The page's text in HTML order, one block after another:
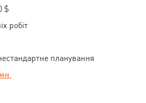
$
робіт
планування